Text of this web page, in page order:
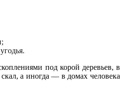
под корой деревьев, в
а иногда — в домах человека